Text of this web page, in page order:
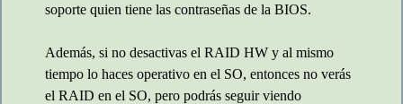
soporte quien tiene las contraseñas de la BIOS.
Además, si no desactivas el RAID HW y al mismo
tiempo lo haces operativo en el SO, entonces no verás
el RAID en el SO, pero podrás seguir viendo